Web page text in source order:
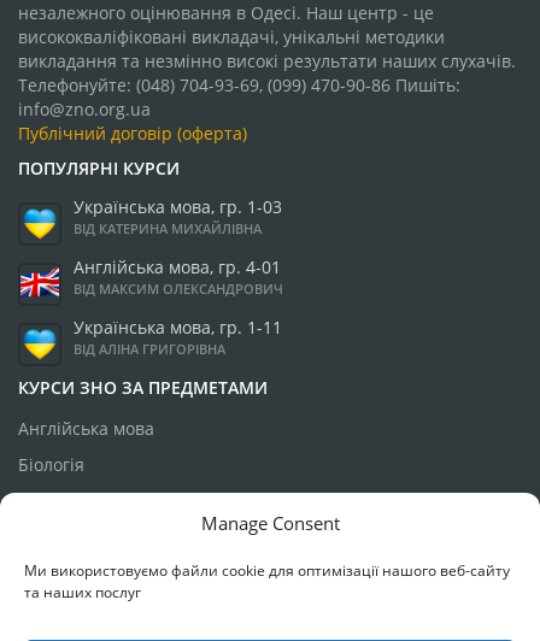
Manage Consent
Ми використовуємо файли cookie для оптимізації нашого веб-сайту
та наших послуг
незалежного оцінювання в Одесі. Наш центр - це
висококваліфіковані викладачі, унікальні методики
викладання та незмінно високі результати наших слухачів.
Телефонуйте: (048) 704-93-69, (099) 470-90-86 Пишіть:
info@zno.org.ua
Публічний договір (оферта)
ПОПУЛЯРНІ КУРСИ
Українська мова, гр. 1-03
ВІД КАТЕРИНА МИХАЙЛІВНА
Англійська мова, гр. 4-01
ВІД МАКСИМ ОЛЕКСАНДРОВИЧ
Українська мова, гр. 1-11
ВІД АЛІНА ГРИГОРІВНА
КУРСИ ЗНО ЗА ПРЕДМЕТАМИ
Англійська мова
Біологія
Географія
Математика
Українська мова